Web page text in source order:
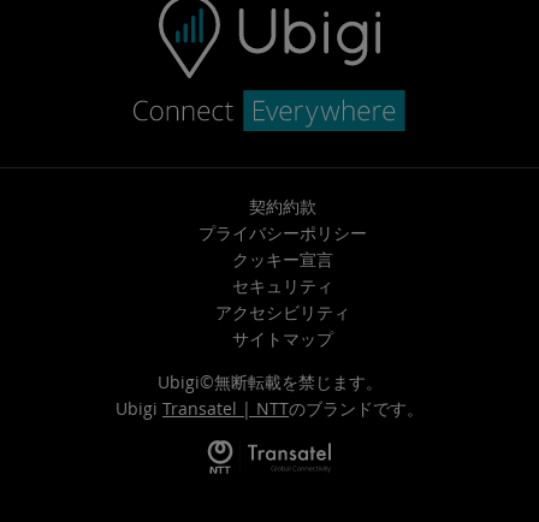
契約約款
プライバシーポリシー
クッキー宣言
セキュリティ
アクセシビリティ
サイトマップ
Ubigi©無断転載を禁じます。
Ubigi Transatel | NTTのブランドです。